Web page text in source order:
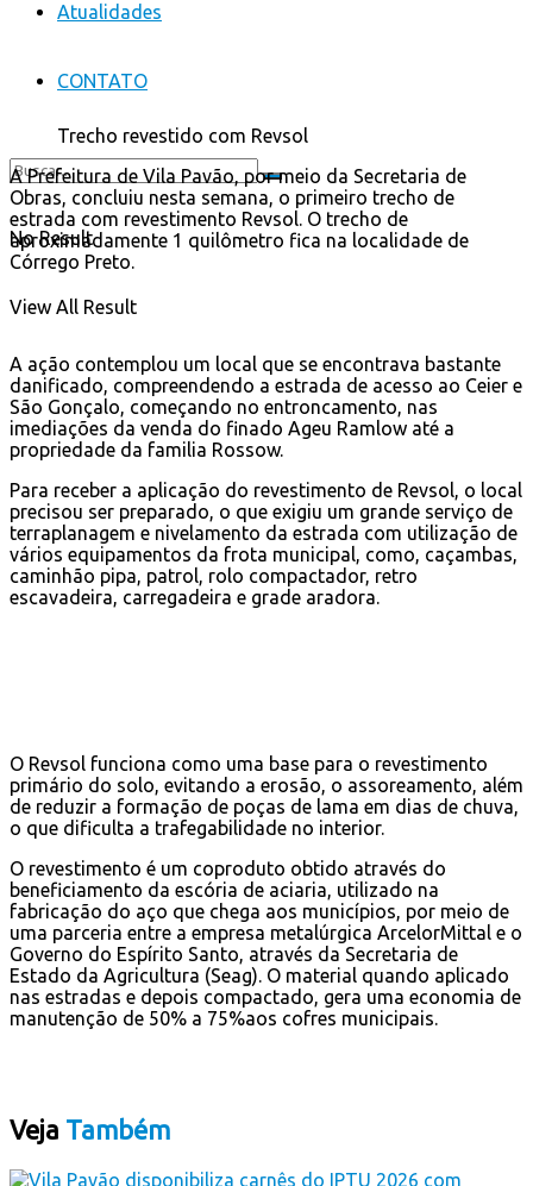
Atualidades
CONTATO
No Result
View All Result
Trecho revestido com Revsol
A Prefeitura de Vila Pavão, por meio da Secretaria de
Obras, concluiu nesta semana, o primeiro trecho de
estrada com revestimento Revsol. O trecho de
aproximadamente 1 quilômetro fica na localidade de
Córrego Preto.
A ação contemplou um local que se encontrava bastante
danificado, compreendendo a estrada de acesso ao Ceier e
São Gonçalo, começando no entroncamento, nas
imediações da venda do finado Ageu Ramlow até a
propriedade da familia Rossow.
Para receber a aplicação do revestimento de Revsol, o local
precisou ser preparado, o que exigiu um grande serviço de
terraplanagem e nivelamento da estrada com utilização de
vários equipamentos da frota municipal, como, caçambas,
caminhão pipa, patrol, rolo compactador, retro
escavadeira, carregadeira e grade aradora.
O Revsol funciona como uma base para o revestimento
primário do solo, evitando a erosão, o assoreamento, além
de reduzir a formação de poças de lama em dias de chuva,
o que dificulta a trafegabilidade no interior.
O revestimento é um coproduto obtido através do
beneficiamento da escória de aciaria, utilizado na
fabricação do aço que chega aos municípios, por meio de
uma parceria entre a empresa metalúrgica ArcelorMittal e o
Governo do Espírito Santo, através da Secretaria de
Estado da Agricultura (Seag). O material quando aplicado
nas estradas e depois compactado, gera uma economia de
manutenção de 50% a 75%aos cofres municipais.
Veja Também